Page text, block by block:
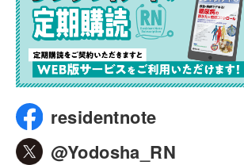
residentnote
@Yodosha_RN